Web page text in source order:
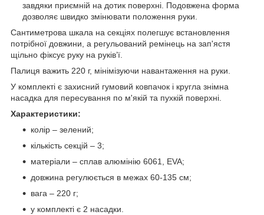
завдяки приємній на дотик поверхні. Подовжена форма
дозволяє швидко змінювати положення руки.
Сантиметрова шкала на секціях полегшує встановлення
потрібної довжини, а регульований ремінець на зап'ястя
щільно фіксує руку на руківʼї.
Палиця важить 220 г, мінімізуючи навантаження на руки.
У комплекті є захисний гумовий ковпачок і кругла знімна
насадка для пересування по м'якій та пухкій поверхні.
Характеристики:
колір – зелений;
кількість секцій – 3;
матеріали – сплав алюмінію 6061, EVA;
довжина регулюється в межах 60-135 см;
вага – 220 г;
у комплекті є 2 насадки.